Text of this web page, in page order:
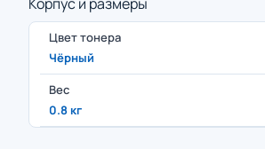
Цвет тонера
Чёрный
Вес
0.8 кг